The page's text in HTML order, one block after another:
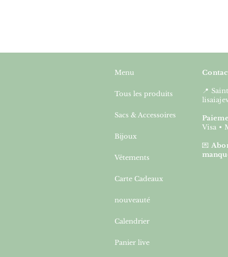
Menu
Tous les produits
Sacs & Accessoires
Bijoux
Vêtements
Carte Cadeaux
nouveauté
Calendrier
Panier live
📍
Visa •
💌